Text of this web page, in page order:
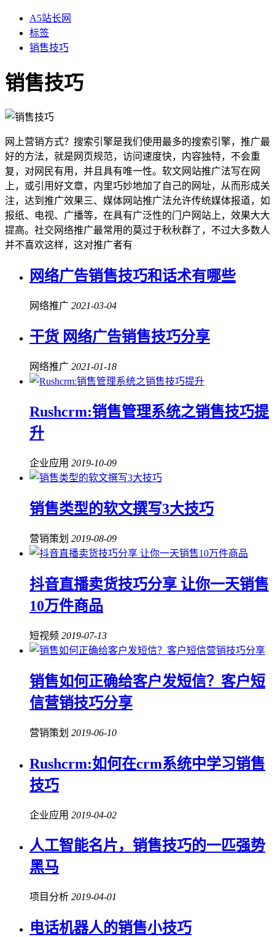
A5站长网
标签
销售技巧
销售技巧
网上营销方式？搜索引擎是我们使用最多的搜索引擎，推广最
好的方法，就是网页规范，访问速度快，内容独特，不会重
复，对网民有用，并且具有唯一性。软文网站推广法写在网
上，或引用好文章，内里巧妙地加了自己的网址，从而形成关
注，达到推广效果三、媒体网站推广法允许传统媒体报道，如
报纸、电视、广播等，在具有广泛性的门户网站上，效果大大
提高。社交网络推广最常用的莫过于秋秋群了，不过大多数人
并不喜欢这样，这对推广者有
网络广告销售技巧和话术有哪些
网络推广 2021-03-04
干货 网络广告销售技巧分享
网络推广 2021-01-18
Rushcrm:销售管理系统之销售技巧提
升
企业应用 2019-10-09
销售类型的软文撰写3大技巧
营销策划 2019-08-09
抖音直播卖货技巧分享 让你一天销售
10万件商品
短视频 2019-07-13
销售如何正确给客户发短信？客户短
信营销技巧分享
营销策划 2019-06-10
Rushcrm:如何在crm系统中学习销售
技巧
企业应用 2019-04-02
人工智能名片，销售技巧的一匹强势
黑马
项目分析 2019-04-01
电话机器人的销售小技巧